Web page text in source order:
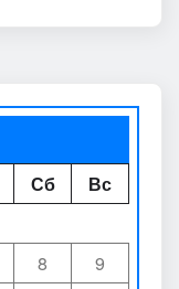
Сб
Вс
8
9